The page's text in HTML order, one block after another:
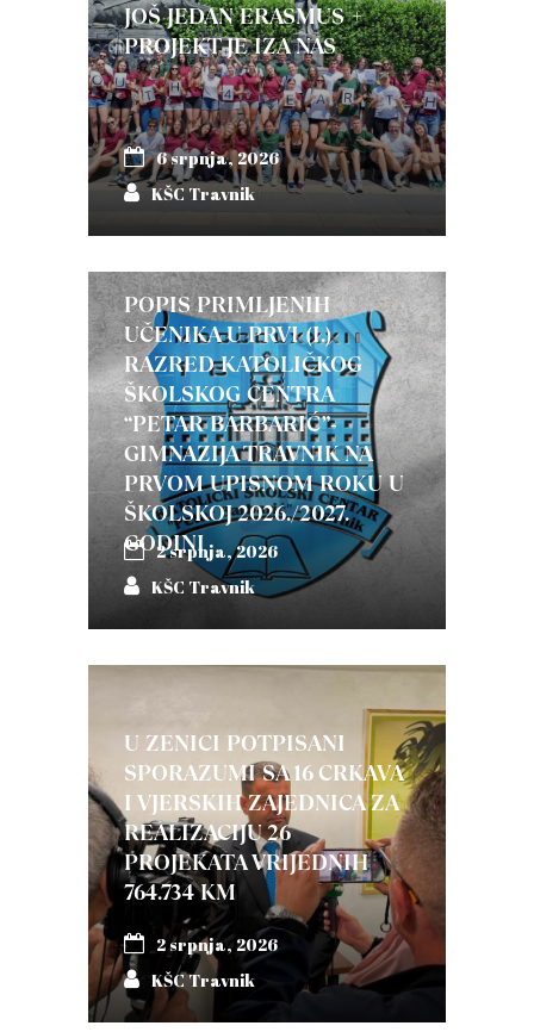
JOŠ JEDAN ERASMUS +
PROJEKT JE IZA NAS
6 srpnja, 2026
KŠC Travnik
POPIS PRIMLJENIH
UČENIKA U PRVI (I.)
RAZRED KATOLIČKOG
ŠKOLSKOG CENTRA
“PETAR BARBARIĆ”-
GIMNAZIJA TRAVNIK NA
PRVOM UPISNOM ROKU U
ŠKOLSKOJ 2026./2027.
GODINI
2 srpnja, 2026
KŠC Travnik
U ZENICI POTPISANI
SPORAZUMI SA 16 CRKAVA
I VJERSKIH ZAJEDNICA ZA
REALIZACIJU 26
PROJEKATA VRIJEDNIH
764.734 KM
2 srpnja, 2026
KŠC Travnik